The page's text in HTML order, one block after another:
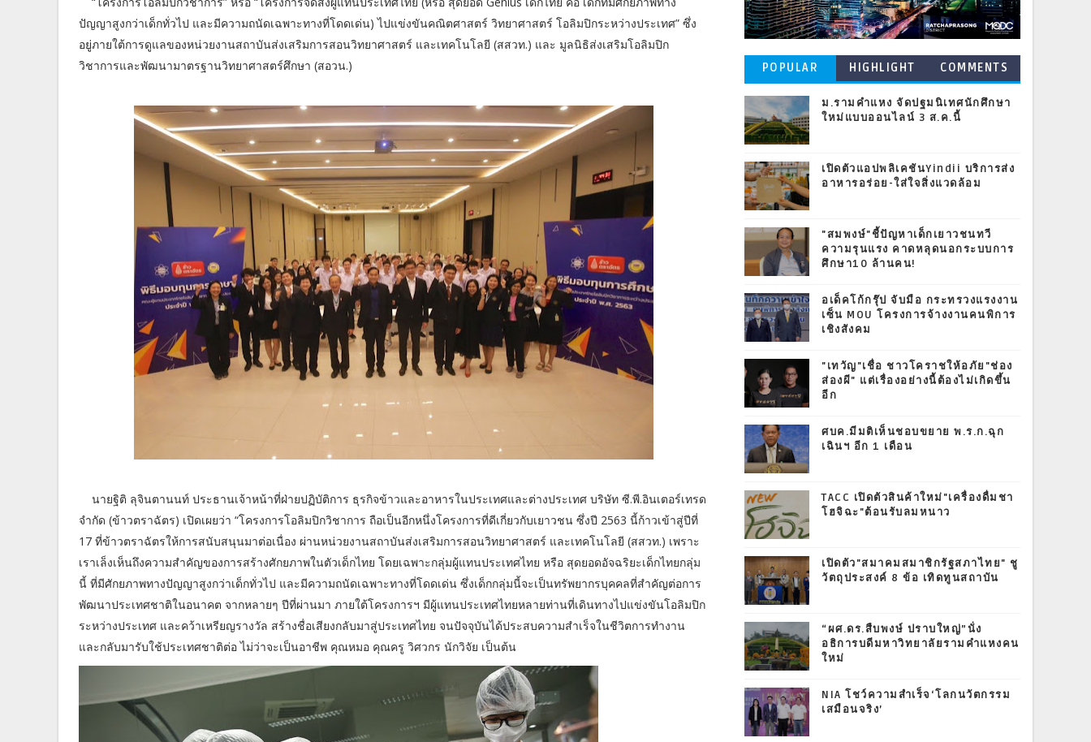
ปัญญาสูงกว่าเด็กทั่วไป และมีความถนัดเฉพาะทางที่โดดเด่น) ไปแข่งขันคณิตศาสตร์ วิทยาศาสตร์ โอลิมปิกระหว่างประเทศ” ซึ่ง
อยู่ภายใต้การดูแลของหน่วยงานสถาบันส่งเสริมการสอนวิทยาศาสตร์ และเทคโนโลยี (สสวท.) และ มูลนิธิส่งเสริมโอลิมปิก
วิชาการและพัฒนามาตรฐานวิทยาศาสตร์ศึกษา (สอวน.)
นายฐิติ ลุจินตานนท์ ประธานเจ้าหน้าที่ฝ่ายปฏิบัติการ ธุรกิจข้าวและอาหารในประเทศและต่างประเทศ บริษัท ซี.พี.อินเตอร์เทรด
จำกัด (ข้าวตราฉัตร) เปิดเผยว่า “โครงการโอลิมปิกวิชาการ ถือเป็นอีกหนึ่งโครงการที่ดีเกี่ยวกับเยาวชน ซึ่งปี 2563 นี้ก้าวเข้าสู่ปีที่
17 ที่ข้าวตราฉัตรให้การสนับสนุนมาต่อเนื่อง ผ่านหน่วยงานสถาบันส่งเสริมการสอนวิทยาศาสตร์ และเทคโนโลยี (สสวท.) เพราะ
เราเล็งเห็นถึงความสำคัญของการสร้างศักยภาพในตัวเด็กไทย โดยเฉพาะกลุ่มผู้แทนประเทศไทย หรือ สุดยอดอัจฉริยะเด็กไทยกลุ่ม
นี้ ที่มีศักยภาพทางปัญญาสูงกว่าเด็กทั่วไป และมีความถนัดเฉพาะทางที่โดดเด่น ซึ่งเด็กกลุ่มนี้จะเป็นทรัพยากรบุคคลที่สำคัญต่อการ
พัฒนาประเทศชาติในอนาคต จากหลายๆ ปีที่ผ่านมา ภายใต้โครงการฯ มีผู้แทนประเทศไทยหลายท่านที่เดินทางไปแข่งขันโอลิมปิก
ระหว่างประเทศ และคว้าเหรียญรางวัล สร้างชื่อเสียงกลับมาสู่ประเทศไทย จนปัจจุบันได้ประสบความสำเร็จในชีวิตการทำงาน
และกลับมารับใช้ประเทศชาติต่อ ไม่ว่าจะเป็นอาชีพ คุณหมอ คุณครู วิศวกร นักวิจัย เป็นต้น
POPULAR
POSTS
HIGHLIGHT COMMENTS
ม.รามคำแหง จัดปฐมนิเทศนักศึกษา
ใหม่แบบออนไลน์ 3 ส.ค.นี้
เปิดตัวแอปพลิเคชันYindii บริการส่ง
อาหารอร่อย-ใส่ใจสิ่งแวดล้อม
"สมพงษ์"ชี้ปัญหาเด็กเยาวชนทวี
ความรุนแรง คาดหลุดนอกระบบการ
ศึกษา10 ล้านคน!
อเด็คโก้กรุ๊ป จับมือ กระทรวงแรงงาน
เซ็น MOU โครงการจ้างงานคนพิการ
เชิงสังคม
"เทวัญ"เชื่อ ชาวโคราชให้อภัย"ช่อง
ส่องผี" แต่เรื่องอย่างนี้ต้องไม่เกิดขึ้น
อีก
ศบค.มีมติเห็นชอบขยาย พ.ร.ก.ฉุก
เฉินฯ อีก 1 เดือน
TACC เปิดตัวสินค้าใหม่"เครื่องดื่มชา
โฮจิฉะ"ต้อนรับลมหนาว
เปิดตัว"สมาคมสมาชิกรัฐสภาไทย" ชู
วัตถุประสงค์ 8 ข้อ เทิดทูนสถาบัน
“ผศ.ดร.สืบพงษ์ ปราบใหญ่”นั่ง
อธิการบดีมหาวิทยาลัยรามคำแหงคน
ใหม่
NIA โชว์ความสำเร็จ‘โลกนวัตกรรม
เสมือนจริง’